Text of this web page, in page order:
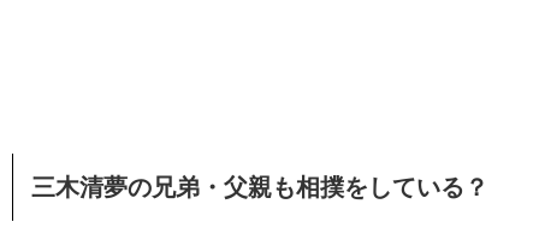
三木清夢の兄弟・父親も相撲をしている？